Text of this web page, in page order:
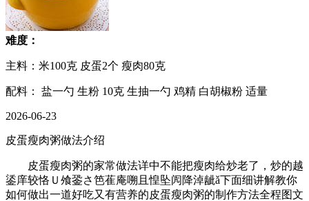
难度：
主料：米100克 皮蛋2个 瘦肉80克
配料： 盐一勺 生粉 10克 生抽一勺 鸡精 白胡椒粉 适量
2026-06-23
皮蛋瘦肉粥做法介绍
皮蛋瘦肉粥的家常做法详中不能把瘦肉给炒老了，炒的越
鋈庠较恪Ｕ飧銎さ笆萑庵嗍且惶坠闶降淖龇ǎ下面细讲解教你
如何做出一道好吃又有营养的皮蛋瘦肉粥的制作方法全程图文